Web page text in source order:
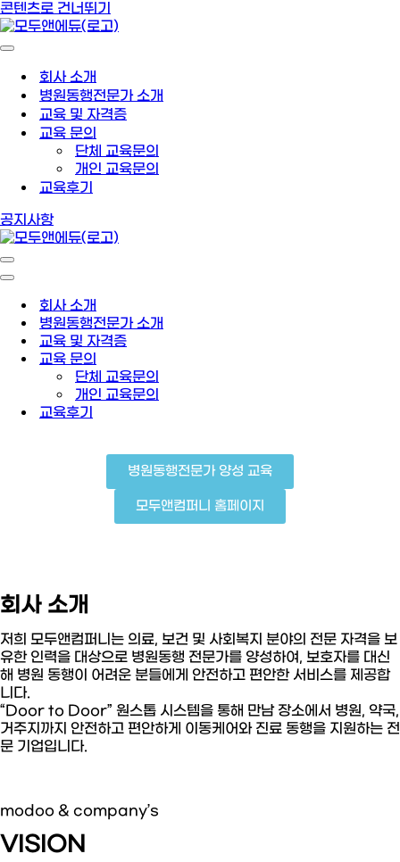
콘텐츠로 건너뛰기
회사 소개
병원동행전문가 소개
교육 및 자격증
교육 문의
단체 교육문의
개인 교육문의
교육후기
공지사항
회사 소개
병원동행전문가 소개
교육 및 자격증
교육 문의
단체 교육문의
개인 교육문의
교육후기
병원동행전문가 양성 교육
모두앤컴퍼니 홈페이지
회사 소개
저희 모두앤컴퍼니는 의료, 보건 및 사회복지 분야의 전문 자격을 보
유한 인력을 대상으로 병원동행 전문가를 양성하여, 보호자를 대신
해 병원 동행이 어려운 분들에게 안전하고 편안한 서비스를 제공합
니다.
“Door to Door” 원스톱 시스템을 통해 만남 장소에서 병원, 약국,
거주지까지 안전하고 편안하게 이동케어와 진료 동행을 지원하는 전
문 기업입니다.
modoo & company’s
VISION